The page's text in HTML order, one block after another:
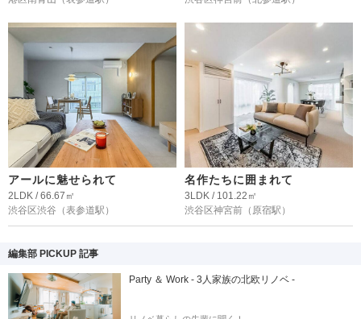
アールに魅せられて
2LDK / 66.67㎡
渋谷区渋谷 （表参道駅）
名作たちに囲まれて
3LDK / 101.22㎡
渋谷区神宮前 （原宿駅）
編集部 PICKUP 記事
Party ＆ Work - 3人家族の北欧リノベ -